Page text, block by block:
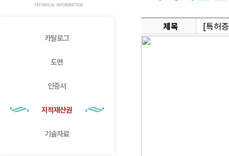
카탈로그
도면
인증서
지적재산권
기술자료
제목 [특허